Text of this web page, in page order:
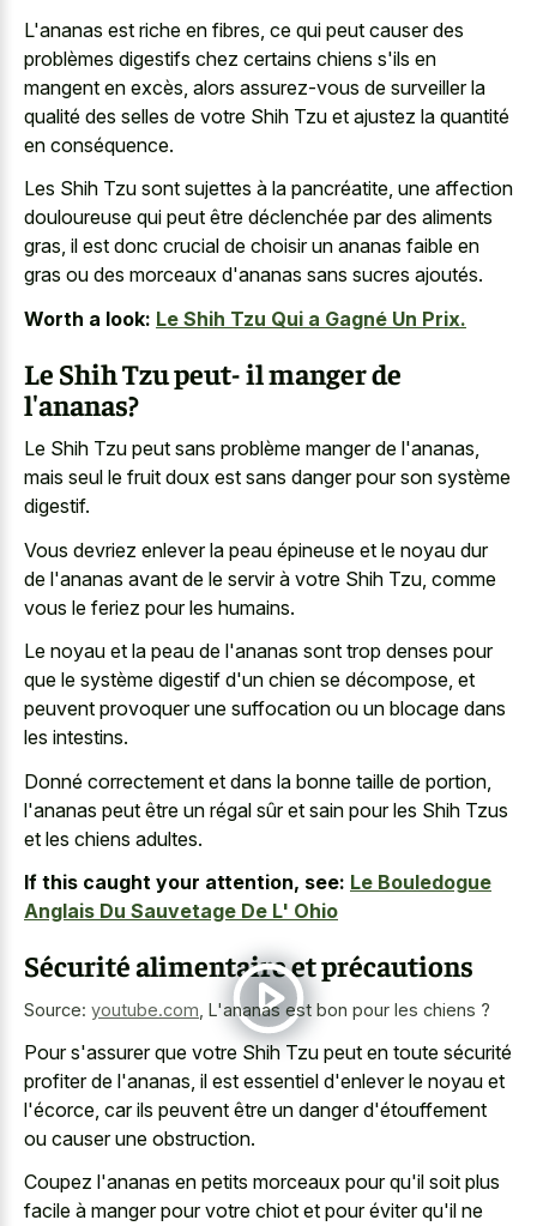
L'ananas est riche en fibres, ce qui peut causer des
problèmes digestifs chez certains chiens s'ils en
mangent en excès, alors assurez-vous de surveiller la
qualité des selles de votre Shih Tzu et ajustez la quantité
en conséquence.
Les Shih Tzu sont sujettes à la pancréatite, une affection
douloureuse qui peut être déclenchée par des aliments
gras, il est donc crucial de choisir un ananas faible en
gras ou des morceaux d'ananas sans sucres ajoutés.
Worth a look: Le Shih Tzu Qui a Gagné Un Prix.
Le Shih Tzu peut- il manger de
l'ananas?
Le Shih Tzu peut sans problème manger de l'ananas,
mais seul le fruit doux est sans danger pour son système
digestif.
Vous devriez enlever la peau épineuse et le noyau dur
de l'ananas avant de le servir à votre Shih Tzu, comme
vous le feriez pour les humains.
Le noyau et la peau de l'ananas sont trop denses pour
que le système digestif d'un chien se décompose, et
peuvent provoquer une suffocation ou un blocage dans
les intestins.
Donné correctement et dans la bonne taille de portion,
l'ananas peut être un régal sûr et sain pour les Shih Tzus
et les chiens adultes.
If this caught your attention, see: Le Bouledogue
Anglais Du Sauvetage De L' Ohio
Sécurité alimentaire et précautions
Source: youtube.com L'ananas est bon pour les chiens ?
Pour s'assurer que votre Shih Tzu peut en toute sécurité
profiter de l'ananas, il est essentiel d'enlever le noyau et
l'écorce, car ils peuvent être un danger d'étouffement
ou causer une obstruction.
Coupez l'ananas en petits morceaux pour qu'il soit plus
facile à manger pour votre chiot et pour éviter qu'il ne